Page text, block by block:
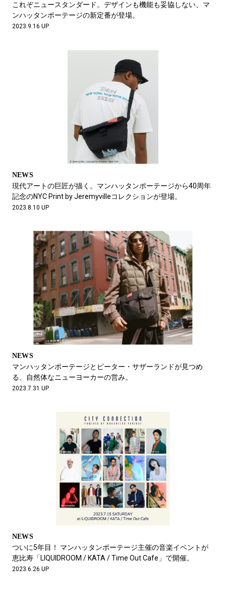
これぞニュースタンダード。デザインも機能も妥協しない、マ
ンハッタンポーテージの新定番が登場。
2023.9.16 UP
NEWS
現代アートの巨匠が描く。マンハッタンポーテージから40周年
記念のNYC Print by Jeremyvilleコレクションが登場。
2023.8.10 UP
NEWS
マンハッタンポーテージとピーター・サザーランドが見つめ
る、自然体なニューヨーカーの営み。
2023.7.31 UP
NEWS
ついに5年目！ マンハッタンポーテージ主催の音楽イベントが
恵比寿「LIQUIDROOM / KATA / Time Out Cafe」で開催。
2023.6.26 UP